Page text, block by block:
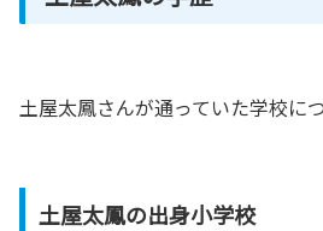
土屋太鳳さんが通っていた学校に
土屋太鳳の出身小学校